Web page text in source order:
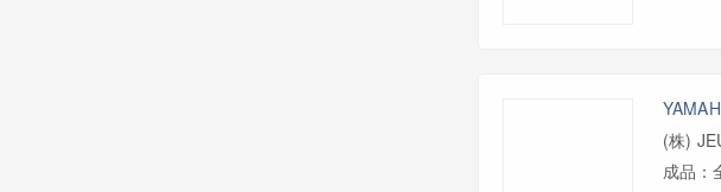
(株)
成品：